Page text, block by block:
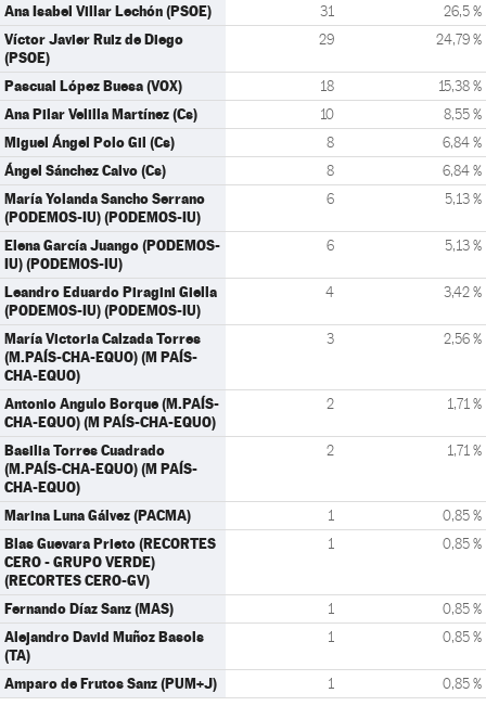
Ana Isabel Villar Lechón (PSOE) 31 26,5 %
Víctor Javier Ruiz de Diego
(PSOE)
29 24,79 %
Pascual López Buesa (VOX) 18 15,38 %
Ana Pilar Velilla Martínez (Cs) 10 8,55 %
Miguel Ángel Polo Gil (Cs) 8 6,84 %
Ángel Sánchez Calvo (Cs) 8 6,84 %
María Yolanda Sancho Serrano
(PODEMOS-IU) (PODEMOS-IU)
6 5,13 %
Elena García Juango (PODEMOS-
IU) (PODEMOS-IU)
6 5,13 %
Leandro Eduardo Piragini Giella
(PODEMOS-IU) (PODEMOS-IU)
4 3,42 %
María Victoria Calzada Torres
(M.PAÍS-CHA-EQUO) (M PAÍS-
CHA-EQUO)
3 2,56 %
Antonio Angulo Borque (M.PAÍS-
CHA-EQUO) (M PAÍS-CHA-EQUO)
2 1,71 %
Basilia Torres Cuadrado
(M.PAÍS-CHA-EQUO) (M PAÍS-
CHA-EQUO)
2 1,71 %
Marina Luna Gálvez (PACMA) 1 0,85 %
Blas Guevara Prieto (RECORTES
CERO - GRUPO VERDE)
(RECORTES CERO-GV)
1 0,85 %
Fernando Díaz Sanz (MAS) 1 0,85 %
Alejandro David Muñoz Basols
(TA)
1 0,85 %
Amparo de Frutos Sanz (PUM+J) 1 0,85 %